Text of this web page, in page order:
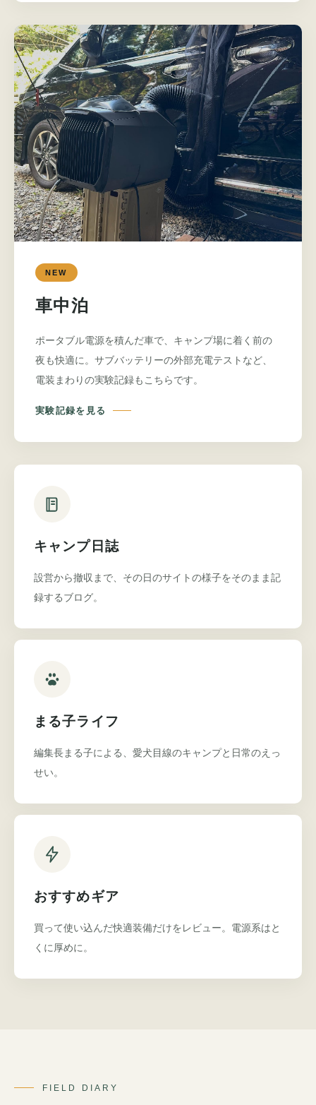
NEW
車中泊
ポータブル電源を積んだ車で、キャンプ場に着く前の
夜も快適に。サブバッテリーの外部充電テストなど、
電装まわりの実験記録もこちらです。
実験記録を見る
キャンプ日誌
設営から撤収まで、その日のサイトの様子をそのまま記
録するブログ。
まる子ライフ
編集長まる子による、愛犬目線のキャンプと日常のえっ
せい。
おすすめギア
買って使い込んだ快適装備だけをレビュー。電源系はと
くに厚めに。
FIELD DIARY